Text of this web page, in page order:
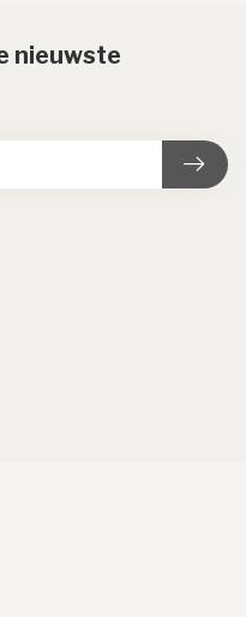
nieuwste